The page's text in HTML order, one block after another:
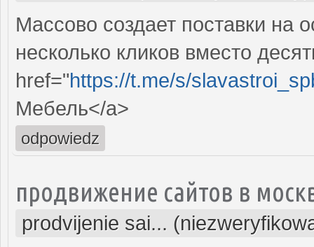
Массово создает поставки на
несколько кликов вместо
href="https://t.me/s/
Мебель</a>
odpowiedz
продвижение сайтов в
prodvijenie sai...